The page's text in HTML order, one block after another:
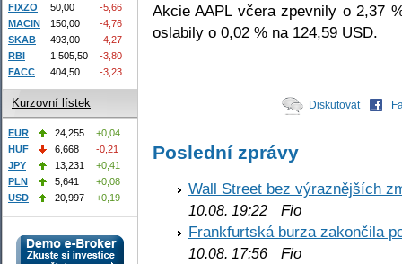
Akcie AAPL včera zpevnily o 2,37
oslabily o 0,02 % na 124,59 USD.
Diskutovat
Poslední zprávy
Wall Street bez výraznějších
10.08. 19:22 Fio
Frankfurtská burza zakončila
10.08. 17:56 Fio
FIXZO 50,00
-5,66
MACIN
150,00
-4,76
SKAB
493,00
-4,27
RBI
1 505,50
-3,80
FACC
404,50 -3,23
Kurzovní lístek
EUR 24,255
+0,04
HUF
6,668
-0,21
JPY
13,231
+0,41
PLN
5,641
+0,08
USD
20,997 +0,19